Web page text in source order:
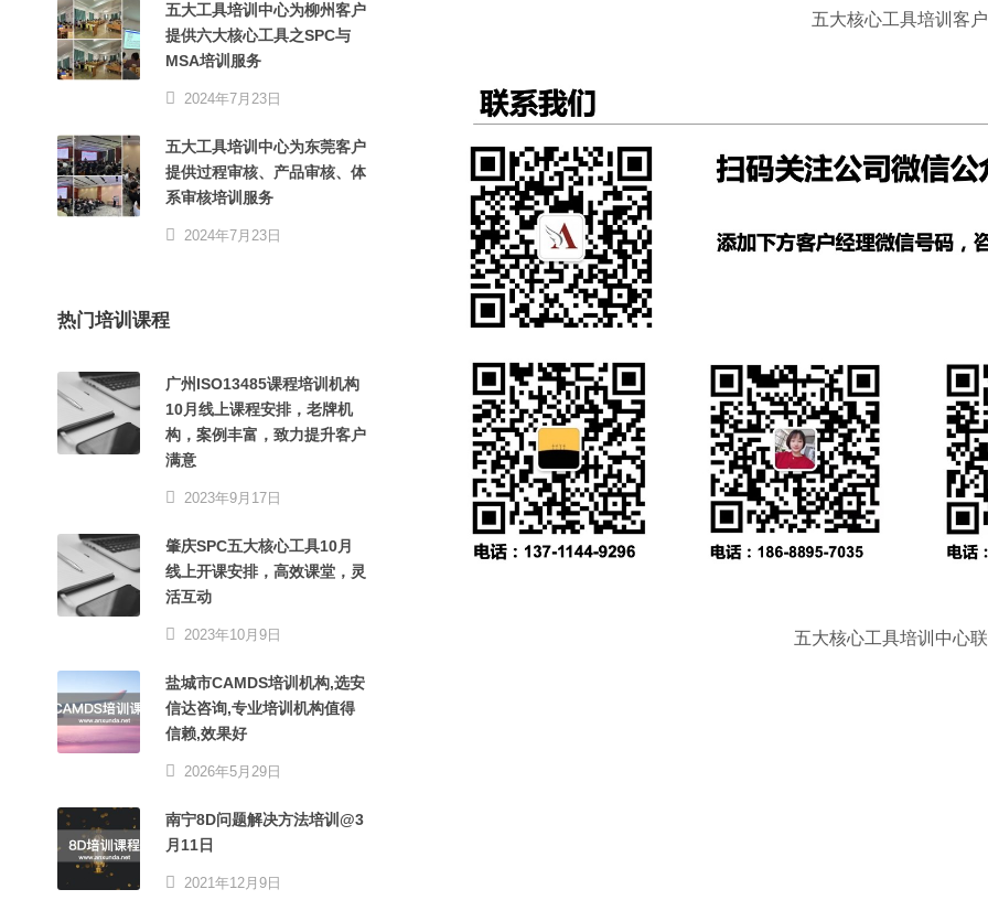
五大核心工具培训客
五大核心工具培训中心
五大工具培训中心为柳州客户
提供六大核心工具之SPC与
MSA培训服务
2024年7月23日
五大工具培训中心为东莞客户
提供过程审核、产品审核、体
系审核培训服务
2024年7月23日
热门培训课程
广州ISO13485课程培训机构
10月线上课程安排，老牌机
构，案例丰富，致力提升客户
满意
2023年9月17日
肇庆SPC五大核心工具10月
线上开课安排，高效课堂，灵
活互动
2023年10月9日
盐城市CAMDS培训机构,选安
信达咨询,专业培训机构值得
信赖,效果好
2026年5月29日
南宁8D问题解决方法培训@3
月11日
2021年12月9日